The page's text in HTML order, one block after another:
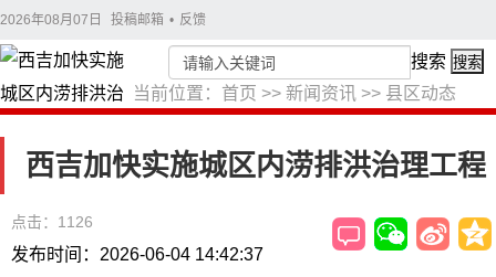
2026年08月07日 投稿邮箱 • 反馈
当前位置： 首页 >> 新闻资讯 >> 县区动态
搜索 搜索
西吉加快实施城区内涝排洪治理工程
点击：1126
发布时间：2026-06-04 14:42:37